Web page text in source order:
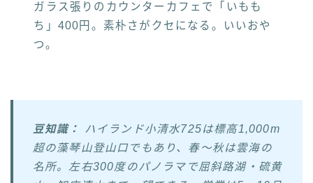
ガラス張りのカウンターカフェで「いもも
ち」400円。素朴さがクセになる。いいおや
つ。
豆知識：
ハイランド小清水725は標高1,000m
超の藻琴山登山口でもあり、春〜秋は雲海の
名所。左右300度のパノラマで屈斜路湖・硫黄